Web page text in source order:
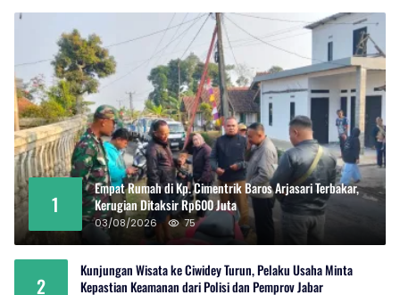
1
Empat Rumah di Kp. Cimentrik Baros Arjasari Terbakar,
Kerugian Ditaksir Rp600 Juta
03/08/2026 75
2
Kunjungan Wisata ke Ciwidey Turun, Pelaku Usaha Minta
Kepastian Keamanan dari Polisi dan Pemprov Jabar